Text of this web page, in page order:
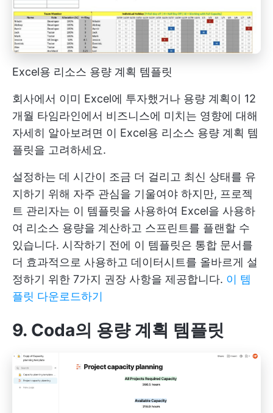
Excel용 리소스 용량 계획 템플릿
회사에서 이미 Excel에 투자했거나 용량 계획이 12
개월 타임라인에서 비즈니스에 미치는 영향에 대해
자세히 알아보려면 이 Excel용 리소스 용량 계획 템
플릿을 고려하세요.
설정하는 데 시간이 조금 더 걸리고 최신 상태를 유
지하기 위해 자주 관심을 기울여야 하지만, 프로젝
트 관리자는 이 템플릿을 사용하여 Excel을 사용하
여 리소스 용량을 계산하고 스프린트를 플랜할 수
있습니다. 시작하기 전에 이 템플릿은 통합 문서를
더 효과적으로 사용하고 데이터시트를 올바르게 설
정하기 위한 7가지 권장 사항을 제공합니다. 이 템
플릿 다운로드하기
9. Coda의 용량 계획 템플릿